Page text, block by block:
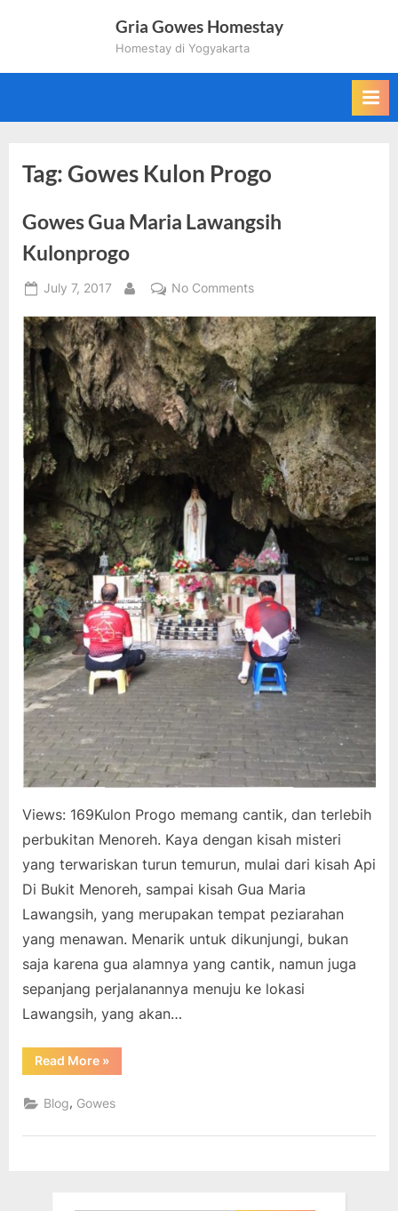
Gria Gowes Homestay
Homestay di Yogyakarta
Tag:Gowes Kulon Progo
Gowes Gua Maria Lawangsih
Kulonprogo
Posted
July 7, 2017
By
No Commentson
Gua
Maria
Lawangsih
Kulonprogo
Views: 169Kulon Progo memang cantik, dan terlebih
perbukitan Menoreh. Kaya dengan kisah misteri
yang terwariskan turun temurun, mulai dari kisah Api
Di Bukit Menoreh, sampai kisah Gua Maria
Lawangsih, yang merupakan tempat peziarahan
yang menawan. Menarik untuk dikunjungi, bukan
saja karena gua alamnya yang cantik, namun juga
sepanjang perjalanannya menuju ke lokasi
Lawangsih, yang akan…
Read More“Gowes
Gua
Kulonprogo”
»
Blog, Gowes